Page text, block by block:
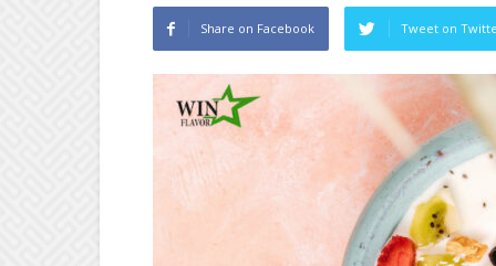
Share on Facebook Tweet on